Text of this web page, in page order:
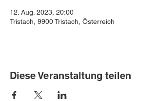
12. Aug. 2023, 20:00
Tristach, 9900 Tristach, Österreich
Diese Veranstaltung teilen